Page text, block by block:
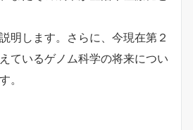
明します。さらに、今現在第２
ているゲノム科学の将来につい
。